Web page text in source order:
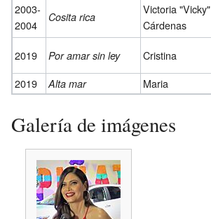
2003-
2004
Cosita rica
Victoria "Vicky"
Cárdenas
2019
Por amar sin ley Cristina
2019
Alta mar Maria
Galería de imágenes